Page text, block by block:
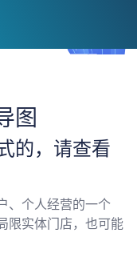
图
的，请查看
、个人经营的一个
限实体门店，也可能